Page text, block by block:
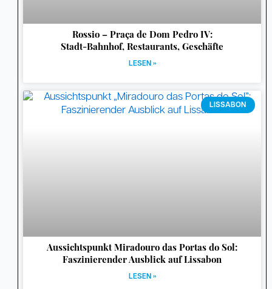
Rossio – Praça de Dom Pedro IV:
Stadt-Bahnhof, Restaurants, Geschäfte
LESEN »
LISSABON
Aussichtspunkt Miradouro das Portas do Sol:
Faszinierender Ausblick auf Lissabon
LESEN »